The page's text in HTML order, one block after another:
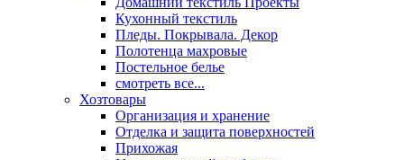
Кухонный текстиль
Пледы. Покрывала. Декор
Полотенца махровые
Постельное белье
смотреть все...
Хозтовары
Организация и хранение
Отделка и защита поверхностей
Прихожая